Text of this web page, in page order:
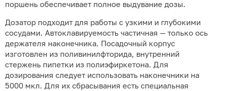
поршень обеспечивает полное выдувание дозы.
Дозатор подходит для работы с узкими и глубокими
сосудами. Автоклавируемость частичная — только ось
держателя наконечника. Посадочный корпус
изготовлен из поливинилфторида, внутренний
стержень пипетки из полиэфиркетона. Для
дозирования следует использовать наконечники на
5000 мкл. Для их сбрасывания есть специальная